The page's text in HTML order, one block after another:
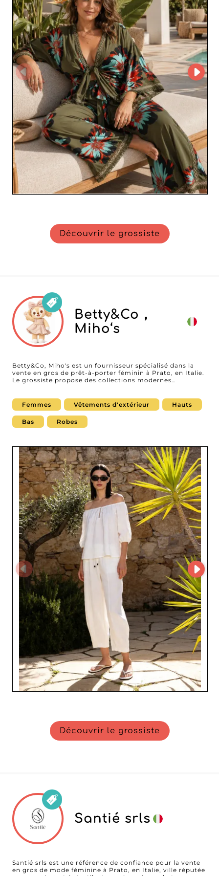
Découvrir le grossiste
Betty&Co，
Miho‘s
Betty&Co, Miho's est un fournisseur spécialisé dans la
vente en gros de prêt-à-porter féminin à Prato, en Italie.
Le grossiste propose des collections modernes
attentes des boutiques, concept stores et e-
commerçants. Grâce à un style urbain et des collections
régulièrement renouvelées, Betty&Co, Miho's
accompagne les professionnels souhaitant proposer une
Miho's permet aux professionnels de découvrir
facilement ses collections et de simplifier leur processus
d'approvisionnement. En créant un compte sur My
Fashion Wholesaler, les détaillants peuvent demander un
accès au MicroStore du fournisseur et développer un
partenariat avec un spécialiste reconnu du prêt-à-porter
féminin italien.
Femmes Vêtements d'extérieur Hauts
Bas Robes
Découvrir le grossiste
Santié srls
Santié srls est une référence de confiance pour la vente
en gros de mode féminine à Prato, en Italie, ville réputée